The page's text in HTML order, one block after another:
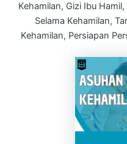
Kehamilan, Gizi Ibu
Selama Kehamilan,
Kehamilan, Persiapan